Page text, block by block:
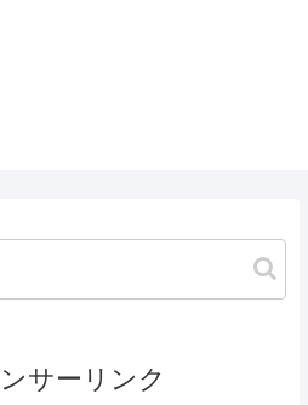
サーリンク